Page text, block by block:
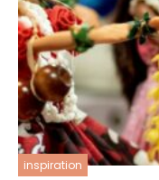
inspiration